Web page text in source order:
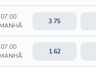
07:00
3.75
07:00
1.62